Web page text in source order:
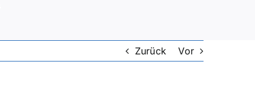
Zurück Vor